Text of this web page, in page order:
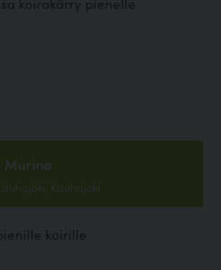
Murina
Kauhajoki
koirille